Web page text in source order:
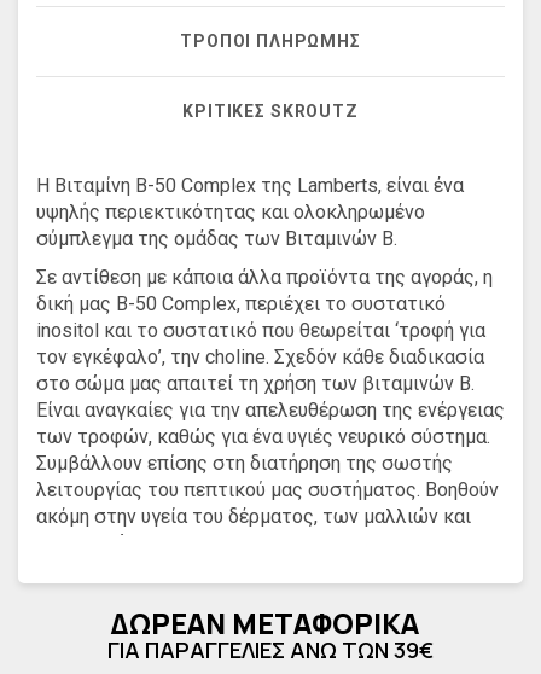
ΤΡΌΠΟΙ ΠΛΗΡΩΜΉΣ
ΚΡΙΤΙΚΈΣ SKROUTZ
Η Βιταμίνη Β-50 Complex της Lamberts, είναι ένα
υψηλής περιεκτικότητας και ολοκληρωμένο
σύμπλεγμα της ομάδας των Βιταμινών Β.
Σε αντίθεση με κάποια άλλα προϊόντα της αγοράς, η
δική μας Β-50 Complex, περιέχει το συστατικό
inositol και το συστατικό που θεωρείται ‘τροφή για
τον εγκέφαλο’, την choline. Σχεδόν κάθε διαδικασία
στο σώμα μας απαιτεί τη χρήση των βιταμινών Β.
Είναι αναγκαίες για την απελευθέρωση της ενέργειας
των τροφών, καθώς για ένα υγιές νευρικό σύστημα.
Συμβάλλουν επίσης στη διατήρηση της σωστής
λειτουργίας του πεπτικού μας συστήματος. Βοηθούν
ακόμη στην υγεία του δέρματος, των μαλλιών και
των νυχιών.
Οι βιταμίνες του συμπλέγματος Β δρουν συνεργικά,
έτσι η ελλιπής πρόσληψη ενός ή περισσοτέρων από
αυτών των βιταμινών μπορεί να προκαλέσει
ελλείψεις στις υπόλοιπες ή να εμποδίσει την
ΔΩΡΕΑΝ ΜΕΤΑΦΟΡΙΚΑ
ΓΙΑ ΠΑΡΑΓΓΕΛΙΕΣ ΑΝΩ ΤΩΝ 39€